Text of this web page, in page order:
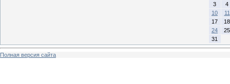
3
4
10
11
17
18
24
25
31
Полная версия сайта